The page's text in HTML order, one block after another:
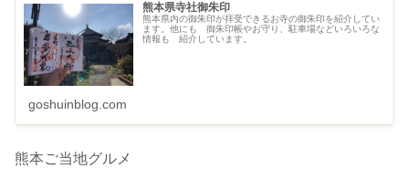
熊本県寺社御朱印
熊本県内の御朱印が拝受できるお寺の御朱印を紹介してい
ます。他にも 御朱印帳やお守り、駐車場などいろいろな
情報も 紹介しています。
goshuinblog.com
熊本ご当地グルメ